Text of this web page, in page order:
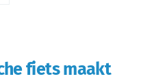
fiets maakt